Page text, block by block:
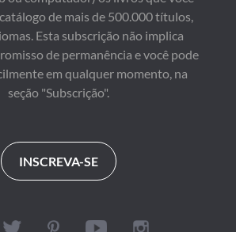
la precisión de quien,
mantiene la frescura
de aquel
acontecimiento
singular. En ese
enclave, el poema
intención de la obra,
donde queda patente
que cualquier tipo de
de mais de 500.000 títulos,
Esta subscrição não implica
de permanência e você pode
em qualquer momento, na
seção "Subscrição".
INSCREVA-SE